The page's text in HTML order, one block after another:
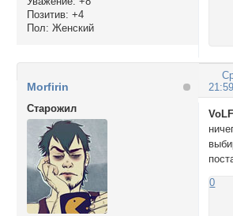
Позитив: +4
Пол: Женский
Morfirin
Cтарожил
VoLF
0